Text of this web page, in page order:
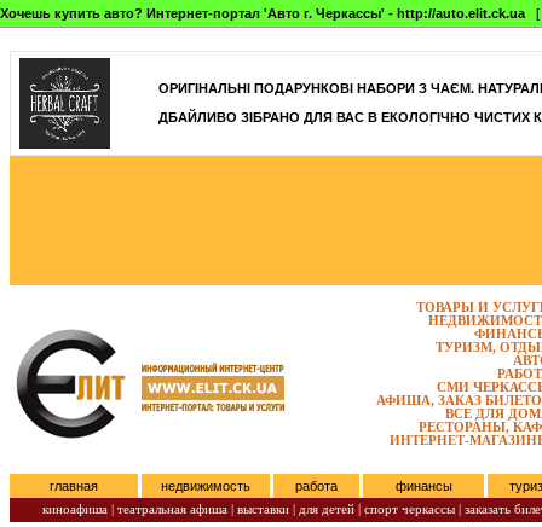
Хочешь купить авто? Интернет-портал 'Авто г. Черкассы' - http://auto.elit.ck.ua [
]
ОРИГІНАЛЬНІ ПОДАРУНКОВІ НАБОРИ З ЧАЄМ.
ДБАЙЛИВО ЗІБРАНО ДЛЯ ВАС В ЕКОЛОГІЧНО ЧИСТИХ
ТОВАРЫ И
ТУРИЗМ,
СМИ
АФИША, ЗАКАЗ
ВСЕ ДЛЯ
РЕСТОРАНЫ,
ИНТЕРНЕТ-
главная недвижимость работа финансы
киноафиша | театральная афиша | выставки | для детей | спорт черкассы | заказать